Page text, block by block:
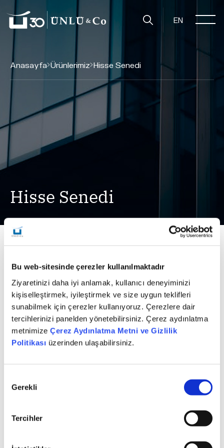
Bu web-sitesinde çerezler kullanılmaktadır
Ziyaretinizi daha iyi anlamak, kullanıcı deneyiminizi
kişiselleştirmek, iyileştirmek ve size uygun teklifleri
sunabilmek için çerezler kullanıyoruz. Çerezlere dair
tercihlerinizi panelden yönetebilirsiniz. Çerez aydınlatma
metnimize Çerez Aydınlatma Metni ve Gizlilik
Politikası üzerinden ulaşabilirsiniz.
Seçimi
Gerekli
Tercihler
EN
Anasayfa Ürünlerimiz Hisse Senedi
Hisse Senedi
DAHA Yatırım Danışmanlığı ekibimizle yatırımcıların risk
işlemleri için kişiselleştirilmiş stratejiler oluşturuyoruz.
Her yatırımcıyı kendi finansal yolculuğu içinde
değerlendirerek ihtiyaçlarına uygun planlama önerileri
sunuyoruz.
Portföy riskini yönetmek, piyasa beklentilerini
fiyatlamak veya getiri potansiyeli oluşturmak isteyen
sürecin tamamında yanlarında yer alıyoruz.
Döviz, endeks, faiz, emtia ve hisse türevleri üzerine
işlem yapılabilen VİOP’ta gelişmiş işlem altyapımız ve